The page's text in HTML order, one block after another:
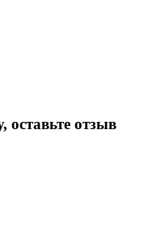
оставьте отзыв